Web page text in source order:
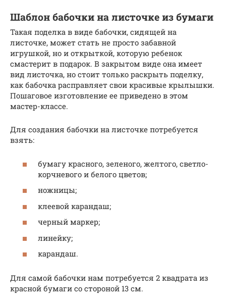
Шаблон бабочки на листочке из бумаги
Такая поделка в виде бабочки, сидящей на
листочке, может стать не просто забавной
игрушкой, но и открыткой, которую ребенок
смастерит в подарок. В закрытом виде она имеет
вид листочка, но стоит только раскрыть поделку,
как бабочка расправляет свои красивые крылышки.
Пошаговое изготовление ее приведено в этом
мастер-классе.
Для создания бабочки на листочке потребуется
взять:
бумагу красного, зеленого, желтого, светло-
корчневого и белого цветов;
ножницы;
клеевой карандаш;
черный маркер;
линейку;
карандаш.
Для самой бабочки нам потребуется 2 квадрата из
красной бумаги со стороной 13 см.